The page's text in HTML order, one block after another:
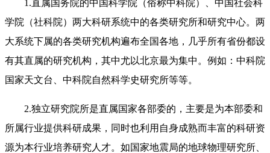
1.直属国务院的中国科学院（俗称中科院）、中国社会科
学院（社科院）两大科研系统中的各类研究所和研究中心。两
大系统下属的各类研究机构遍布全国各地，几乎所有省份都设
有其直属的研究机构，其中尤以北京最为集中。例如：中科院
国家天文台、中科院自然科学史研究所等等。
2.独立研究院所是直属国家各部委的，主要是为本部委和
所属行业提供科研成果，同时也利用自身成熟而丰富的科研资
源为本行业培养研究人才。如国家地震局的地球物理研究所、